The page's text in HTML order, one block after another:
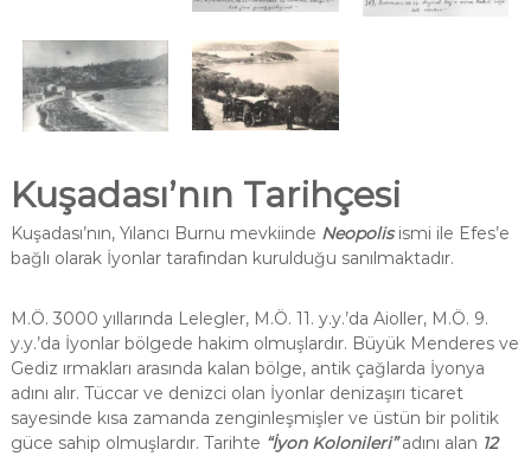
Kuşadası’nın Tarihçesi
Kuşadası’nın, Yılancı Burnu mevkiinde Neopolisismi ile Efes’e
bağlı olarak İyonlar tarafından kurulduğu sanılmaktadır.
M.Ö. 3000 yıllarında Lelegler, M.Ö. 11. y.y.’da Aioller, M.Ö. 9.
y.y.’da İyonlar bölgede hakim olmuşlardır. Büyük Menderes ve
Gediz ırmakları arasında kalan bölge, antik çağlarda İyonya
adını alır. Tüccar ve denizci olan İyonlar denizaşırı ticaret
sayesinde kısa zamanda zenginleşmişler ve üstün bir politik
güce sahip olmuşlardır. Tarihte “İyon Kolonileri”adını alan 12